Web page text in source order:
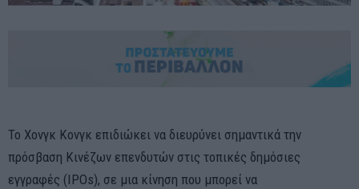
Το Χονγκ Κονγκ επιδιώκει να διευρύνει σημαντικά την
πρόσβαση Κινέζων επενδυτών στις τοπικές δημόσιες
εγγραφές (IPOs), σε μια κίνηση που μπορεί να